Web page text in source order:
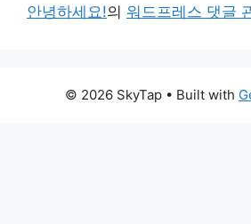
안녕하세요!의 워드프레스 댓글
© 2026 SkyTap • Built with